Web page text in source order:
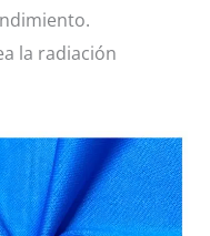
la radiación